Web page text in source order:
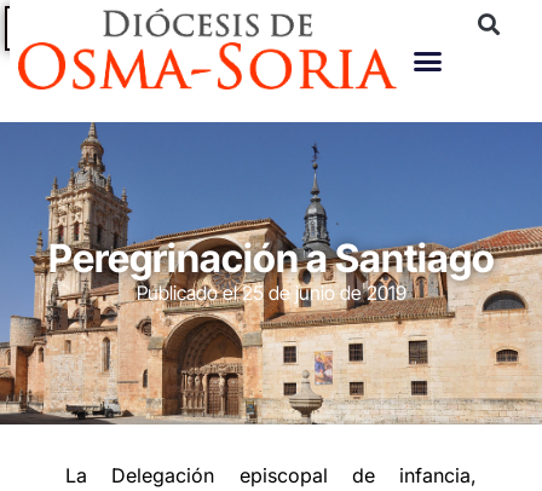
Peregrinación a Santiago
Publicado el 25 de junio de 2019
La Delegación episcopal de infancia,